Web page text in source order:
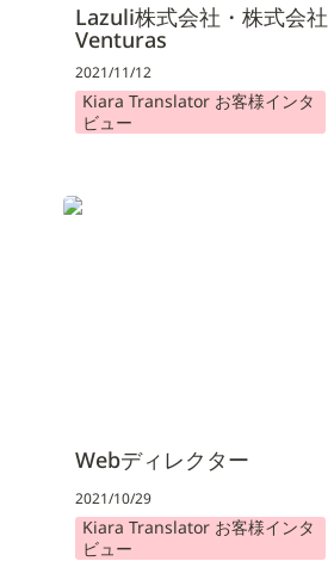
Lazuli株式会社・株式会社
Venturas
2021/11/12
Kiara Translator お客様インタ
ビュー
Webディレクター
Webディレクター
2021/10/29
Kiara Translator お客様インタ
ビュー